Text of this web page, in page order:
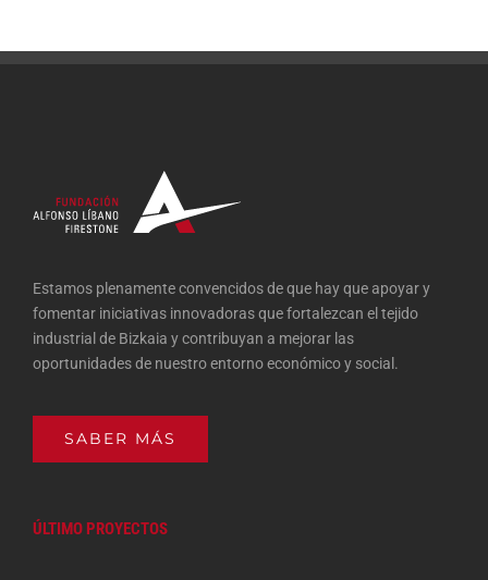
Estamos plenamente convencidos de que hay que apoyar y
fomentar iniciativas innovadoras que fortalezcan el tejido
industrial de Bizkaia y contribuyan a mejorar las
oportunidades de nuestro entorno económico y social.
SABER MÁS
ÚLTIMO PROYECTOS